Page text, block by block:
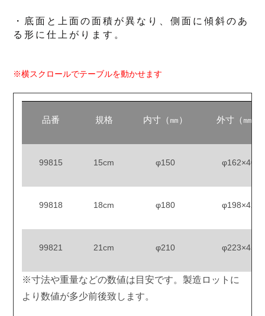
・底面と上面の面積が異なり、側面に傾斜のあ
る形に仕上がります。
※横スクロールでテーブルを動かせます
品番 規格 内寸（㎜） 外寸（㎜）
99815 15cm φ150 φ162×40
99818 18cm φ180 φ198×42
99821 21cm φ210 φ223×45
※寸法や重量などの数値は目安です。製造ロットに
より数値が多少前後致します。